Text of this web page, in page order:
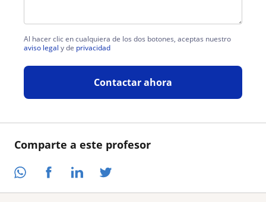
Comparte a este profesor
Al hacer clic en cualquiera de los dos botones, aceptas nuestro
aviso legal y de privacidad
Contactar ahora